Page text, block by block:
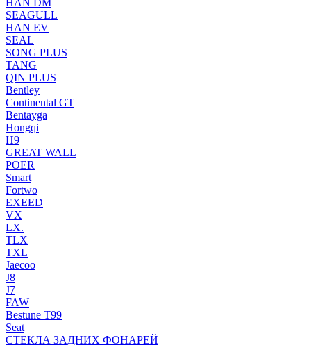
HAN DM
SEAGULL
HAN EV
SEAL
SONG PLUS
TANG
QIN PLUS
Bentley
Continental GT
Bentayga
Hongqi
H9
GREAT WALL
POER
Smart
Fortwo
EXEED
VX
LX.
TLX
TXL
Jaecoo
J8
J7
FAW
Bestune T99
Seat
СТЕКЛА ЗАДНИХ ФОНАРЕЙ